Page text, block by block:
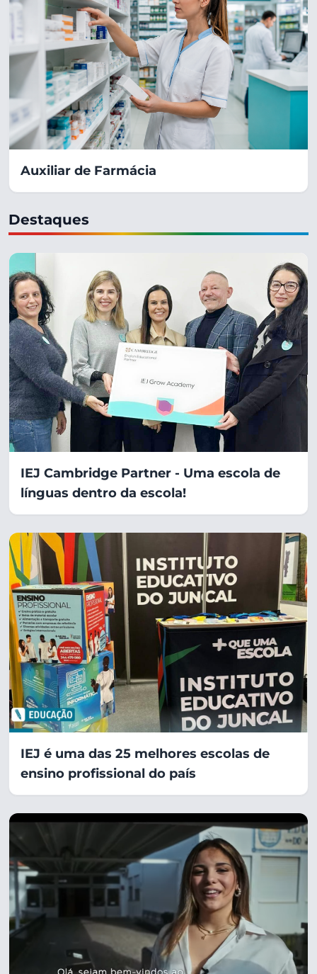
Auxiliar de Farmácia
Destaques
IEJ Cambridge Partner - Uma escola de
línguas dentro da escola!
IEJ é uma das 25 melhores escolas de
ensino profissional do país